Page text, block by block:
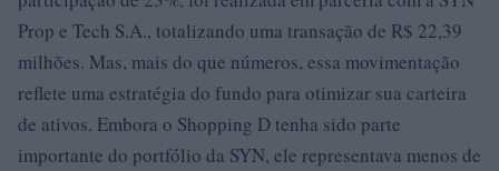
Prop e Tech S.A., totalizando uma transação de R$ 22,39
milhões. Mas, mais do que números, essa movimentação
reflete uma estratégia do fundo para otimizar sua carteira
de ativos. Embora o Shopping D tenha sido parte
importante do portfólio da SYN, ele representava menos de